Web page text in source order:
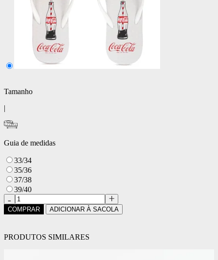
Tamanho
|
Guia de medidas
33/34
35/36
37/38
39/40
COMPRAR ADICIONAR À SACOLA
PRODUTOS SIMILARES